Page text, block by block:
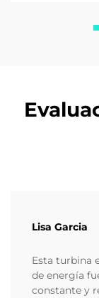
Lisa Garcia
Esta turbina
de energía
constante y